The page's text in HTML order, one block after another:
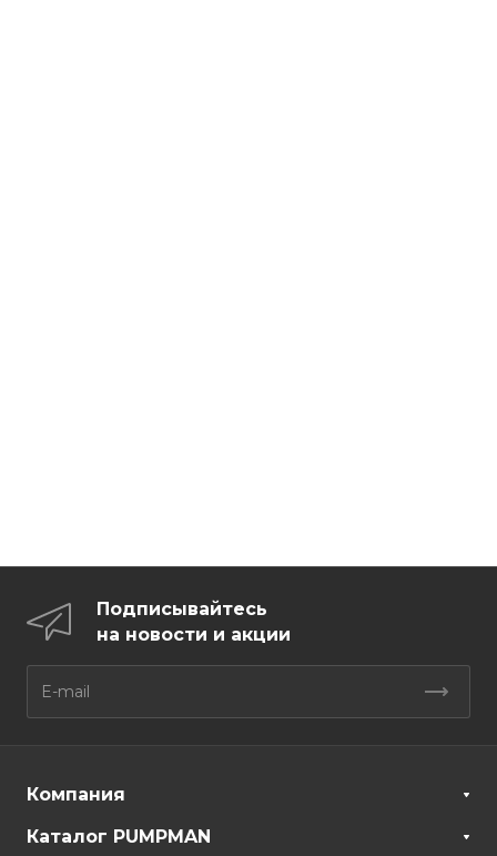
Подписывайтесь
на новости и акции
Компания
Каталог PUMPMAN